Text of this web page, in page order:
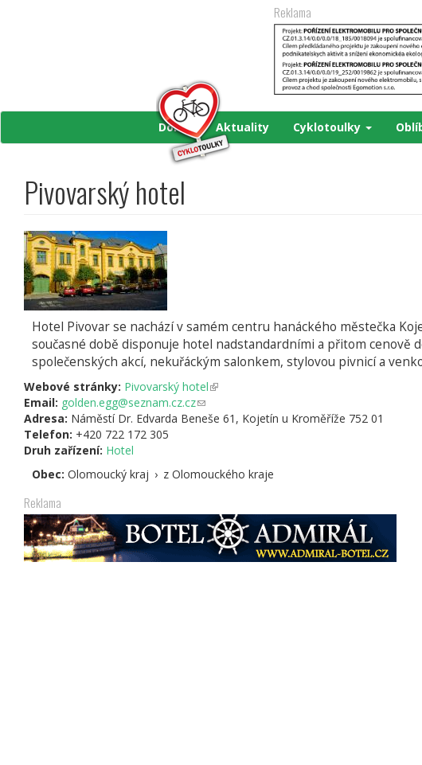
Reklama
Domů Aktuality Cyklotoulky
Pivovarský hotel
Hotel Pivovar se nachází v samém centru hanáckého městečka
současné době disponuje hotel nadstandardními a přitom cenově
společenských akcí, nekuřáckým salonkem, stylovou pivnicí a
Webové stránky: Pivovarský hotel(odkaz
externí)
Email: golden.egg@seznam.cz.cz(odkaz
odešle
Adresa: Náměstí Dr. Edvarda Beneše 61, Kojetín u Kroměříže 752 01
Telefon: +420 722 172 305
Druh zařízení: Hotel
Obec: Olomoucký kraj › z Olomouckého kraje
Reklama